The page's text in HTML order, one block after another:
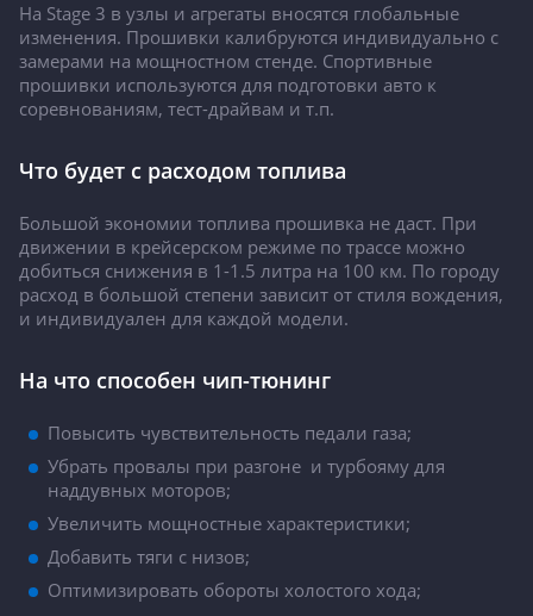
На Stage 3 в узлы и агрегаты вносятся глобальные
изменения. Прошивки калибруются индивидуально с
замерами на мощностном стенде. Спортивные
прошивки используются для подготовки авто к
соревнованиям, тест-драйвам и т.п.
Что будет с расходом топлива
Большой экономии топлива прошивка не даст. При
движении в крейсерском режиме по трассе можно
добиться снижения в 1-1.5 литра на 100 км. По городу
расход в большой степени зависит от стиля вождения,
и индивидуален для каждой модели.
На что способен чип-тюнинг
Повысить чувствительность педали газа;
Убрать провалы при разгоне и турбояму для
наддувных моторов;
Увеличить мощностные характеристики;
Добавить тяги с низов;
Оптимизировать обороты холостого хода;